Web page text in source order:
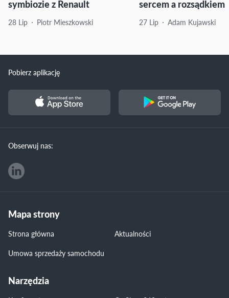
symbiozie z Renault
28 Lip Piotr Mieszkowski
sercem a rozsądkiem
27 Lip Adam Kujawski
Pobierz aplikację
Obserwuj nas:
Mapa strony
Strona główna
Aktualności
Umowa sprzedaży samochodu
Narzędzia